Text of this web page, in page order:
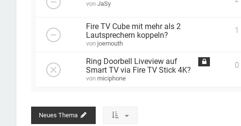
von JaSy
Fire TV Cube mit mehr als 2
Lautsprechern koppeln?
von joemouth
1
Ring Doorbell Liveview auf
Smart TV via Fire TV Stick 4K?
von miciphone
0
Neues Thema